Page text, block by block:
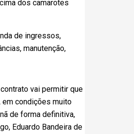
dos camarotes
de ingressos,
manutenção,
vai permitir que
em condições muito
de forma definitiva,
Eduardo Bandeira de